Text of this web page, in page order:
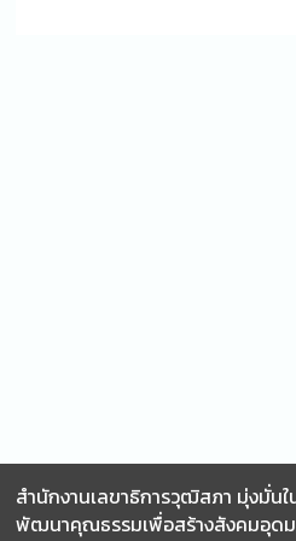
สำนักงานเลขาธิการวุฒิสภา มุ่งมั่นใ
พัฒนาคุณธรรมเพื่อสร้างสังคมอุด